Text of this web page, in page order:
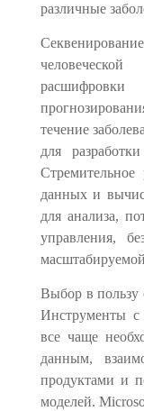
различные
расшифровки
течение
для
Стремительное
данных и
для анализа,
управления,
Выбор в пользу
Инструменты
все чаще
данным,
продуктами и
моделей.